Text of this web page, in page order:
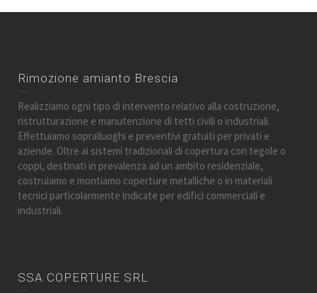
Rimozione amianto Brescia
Realizziamo ogni tipo di intervento relativo alla costruzione,
ristrutturazione e manutenzione di tetti civili o industriali.
Effettuiamo sopralluoghi e preventivi gratuiti per privati e
aziende. Oltre ai sistemi tradizionali di copertura con tegole o
coppi, destinati in prevalenza ad un ambito residenziale,
costruiamo e montiamo coperture metalliche o in materiali
tecnici particolarmente indicate per edifici commerciali e
industriali.
SSA COPERTURE SRL